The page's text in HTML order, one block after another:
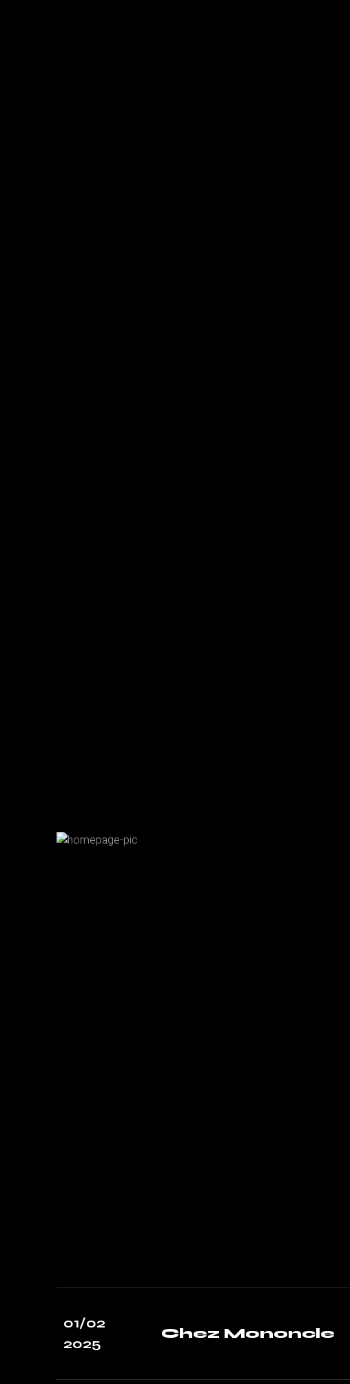
01/02
2025
Chez Mononcle